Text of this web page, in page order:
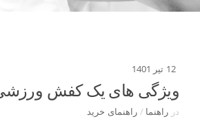
12 تیر 1401
ویژگی های یک کفش ورزشی
در راهنما / راهنمای خرید